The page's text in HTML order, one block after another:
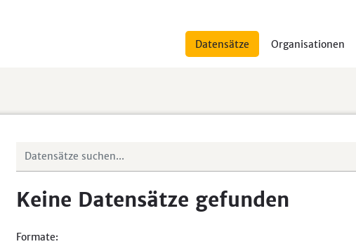
Datensätze Organisationen
Keine Datensätze gefunden
Formate: